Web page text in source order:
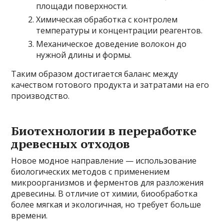
площади поверхности.
Химическая обработка с контролем
температуры и концентрации реагентов.
Механическое доведение волокон до
нужной длины и формы.
Таким образом достигается баланс между
качеством готового продукта и затратами на его
производство.
Биотехнологии в переработке
древесных отходов
Новое модное направление — использование
биологических методов с применением
микроорганизмов и ферментов для разложения
древесины. В отличие от химии, биообработка
более мягкая и экологичная, но требует больше
времени.